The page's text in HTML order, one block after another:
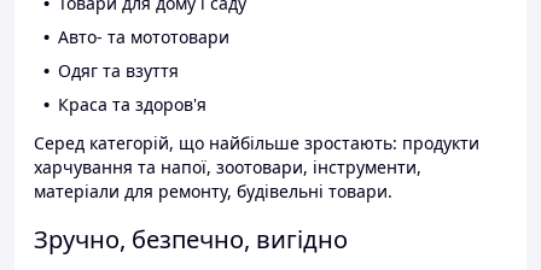
Авто- та мототовари
Одяг та взуття
Краса та здоров'я
Серед категорій, що найбільше зростають: продукти
харчування та напої, зоотовари, інструменти,
матеріали для ремонту, будівельні товари.
Зручно, безпечно, вигідно